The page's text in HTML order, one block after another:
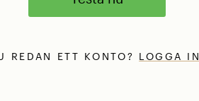
REDAN ETT KONTO? LOGGA IN